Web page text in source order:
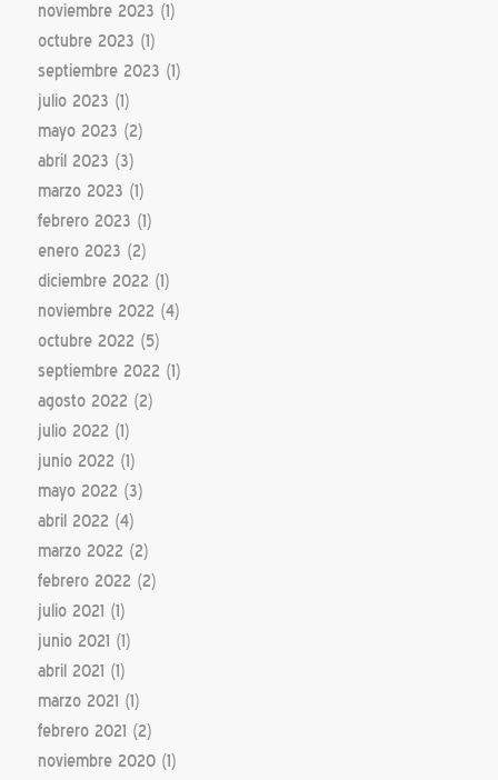
noviembre 2023 (1)
octubre 2023 (1)
septiembre 2023 (1)
julio 2023 (1)
mayo 2023 (2)
abril 2023 (3)
marzo 2023 (1)
febrero 2023 (1)
enero 2023 (2)
diciembre 2022 (1)
noviembre 2022 (4)
octubre 2022 (5)
septiembre 2022 (1)
agosto 2022 (2)
julio 2022 (1)
junio 2022 (1)
mayo 2022 (3)
abril 2022 (4)
marzo 2022 (2)
febrero 2022 (2)
julio 2021 (1)
junio 2021 (1)
abril 2021 (1)
marzo 2021 (1)
febrero 2021 (2)
noviembre 2020(1)